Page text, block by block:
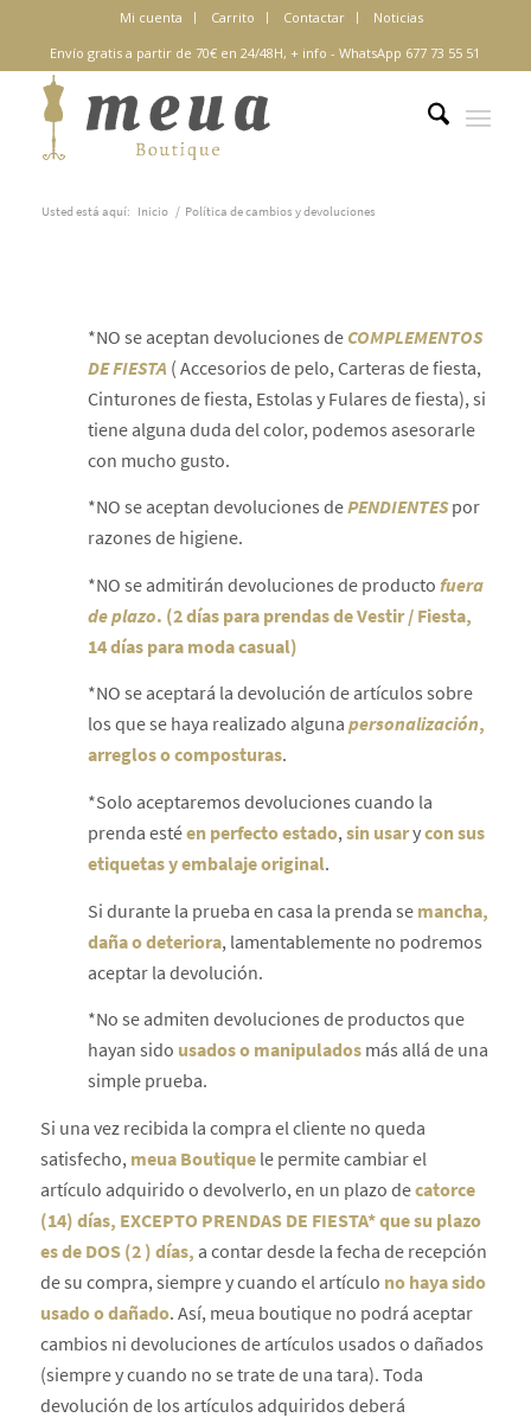
Mi cuenta Carrito Contactar
Noticias
Envío gratis a partir de 70€ en 24/48H, + info -WhatsApp 677 73 55 51
Usted está aquí: Inicio / Política de cambios y devoluciones
*NO se aceptan devoluciones de COMPLEMENTOS
DE FIESTA ( Accesorios de pelo, Carteras de fiesta,
Cinturones de fiesta, Estolas y Fulares de fiesta), si
tiene alguna duda del color, podemos asesorarle
con mucho gusto.
*NO se aceptan devoluciones dePENDIENTESpor
razones de higiene.
*NO se admitirán devoluciones de producto fuera
de plazo. (2 días para prendas de Vestir / Fiesta,
14 días para moda casual)
*NO se aceptará la devolución de artículos sobre
los que se haya realizado alguna personalización,
arreglos o composturas.
*Solo aceptaremos devoluciones cuando la
prenda estéen perfecto estado, sin usarycon sus
etiquetas y embalaje original.
Si durante la prueba en casa la prenda se mancha,
daña o deteriora, lamentablemente no podremos
aceptar la devolución.
*No se admiten devoluciones de productos que
hayan sido usados o manipuladosmás allá de una
simple prueba.
Si una vez recibida la compra el cliente no queda
satisfecho, meua Boutiquele permite cambiar el
artículo adquirido o devolverlo, en un plazo decatorce
(14) días, EXCEPTO PRENDAS DE FIESTA* que su plazo
es de DOS (2 ) días, a contar desde la fecha de recepción
de su compra, siempre y cuando el artículo no haya sido
usado o dañado. Así, meua boutique no podrá aceptar
cambios ni devoluciones de artículos usados o dañados
(siempre y cuando no se trate de una tara). Toda
devolución de los artículos adquiridos deberá